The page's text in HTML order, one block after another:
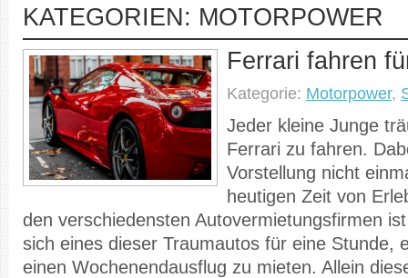
KATEGORIEN: MOTORPOWER
Ferrari fahren
Kategorie: Motorpower,
Jeder kleine Junge
Ferrari zu fahren.
Vorstellung nicht
heutigen Zeit von
den verschiedensten Autovermietungsfirmen
sich eines dieser Traumautos für eine Stunde,
einen Wochenendausflug zu mieten. Allein